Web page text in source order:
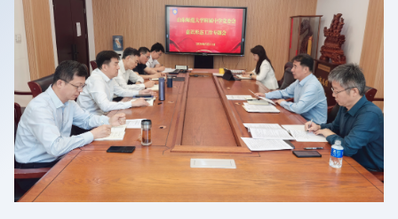
育。全体党委和学校负责同志参加会议。战秉聚指出，意识形态工
作是党的一项极端重要的工作，关乎办学方向、关乎立德树人根本
任务。当前，国际国内形势复杂多变，社会思潮多元交织，涉外活
动、...